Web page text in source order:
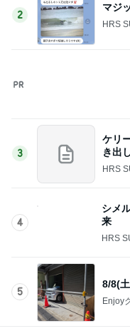
2
マジ
HRS
3
4
シメ
来
HRS
5
8/8(
このジャンルの記事を